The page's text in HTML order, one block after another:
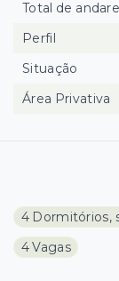
4 Dormitórios,
4 Vagas
Total de
Perfil
Situação
Área Privativa